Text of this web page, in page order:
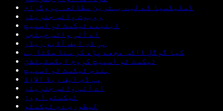
ڈسلیکسیا کے لیے بہترین مطالعہ پروگرام
روبوٹ وائس جنریٹر
اینیمے ٹیکسٹ ٹو اسپیچ
اے آئی وائس چینجر
پی ڈی ایف آڈیو ریڈر
کیا گوگل ڈاکس مجھے پڑھ کر سنا سکتا ہے
ٹیکسٹ ٹو اسپیچ کروم ایکسٹینشن
ہندی ٹیکسٹ ٹو اسپیچ
پی ڈی ایف ریڈ الاؤڈ
اے آئی وائس جنریٹر
ٹیکستو آ ووز
لیطوری دی ٹیکسٹو